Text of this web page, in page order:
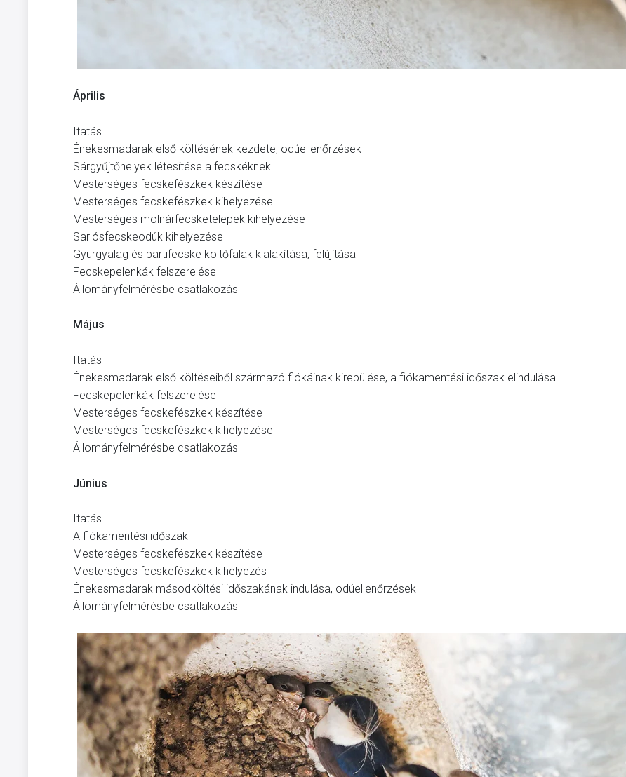
Április
Itatás
Énekesmadarak első költésének kezdete, odúellenőrzések
Sárgyűjtőhelyek létesítése a fecskéknek
Mesterséges fecskefészkek készítése
Mesterséges fecskefészkek kihelyezése
Mesterséges molnárfecsketelepek kihelyezése
Sarlósfecskeodúk kihelyezése
Gyurgyalag és partifecske költőfalak kialakítása, felújítása
Fecskepelenkák felszerelése
Állományfelmérésbe csatlakozás
Május
Itatás
Énekesmadarak első költéseiből származó fiókáinak kirepülése, a fiókamentési időszak elindulása
Fecskepelenkák felszerelése
Mesterséges fecskefészkek készítése
Mesterséges fecskefészkek kihelyezése
Állományfelmérésbe csatlakozás
Június
Itatás
A fiókamentési időszak
Mesterséges fecskefészkek készítése
Mesterséges fecskefészkek kihelyezés
Énekesmadarak másodköltési időszakának indulása, odúellenőrzések
Állományfelmérésbe csatlakozás